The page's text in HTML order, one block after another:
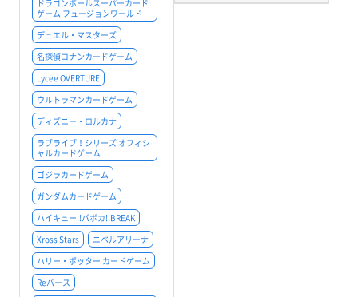
ドラゴンボールスーパーカード
ゲーム フュージョンワールド
デュエル・マスターズ
名探偵コナンカードゲーム
Lycee OVERTURE
ウルトラマンカードゲーム
ディズニー・ロルカナ
ラブライブ！シリーズ オフィシ
ャルカードゲーム
ゴジラカードゲーム
ガンダムカードゲーム
ハイキュー!!バボカ!!BREAK
Xross Stars
ニベルアリーナ
ハリー・ポッター カードゲーム
Reバース